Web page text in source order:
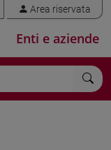
Area riservata
Enti e aziende